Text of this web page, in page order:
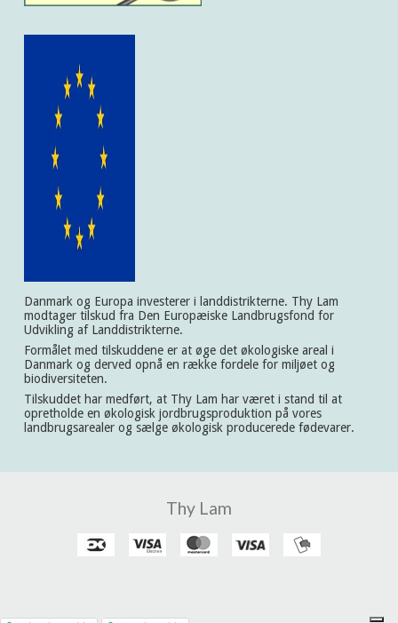
Danmark og Europa investerer i landdistrikterne. Thy Lam
modtager tilskud fra Den Europæiske Landbrugsfond for
Udvikling af Landdistrikterne.
Formålet med tilskuddene er at øge det økologiske areal i
Danmark og derved opnå en række fordele for miljøet og
biodiversiteten.
Tilskuddet har medført, at Thy Lam har været i stand til at
opretholde en økologisk jordbrugsproduktion på vores
landbrugsarealer og sælge økologisk producerede fødevarer.
Thy Lam